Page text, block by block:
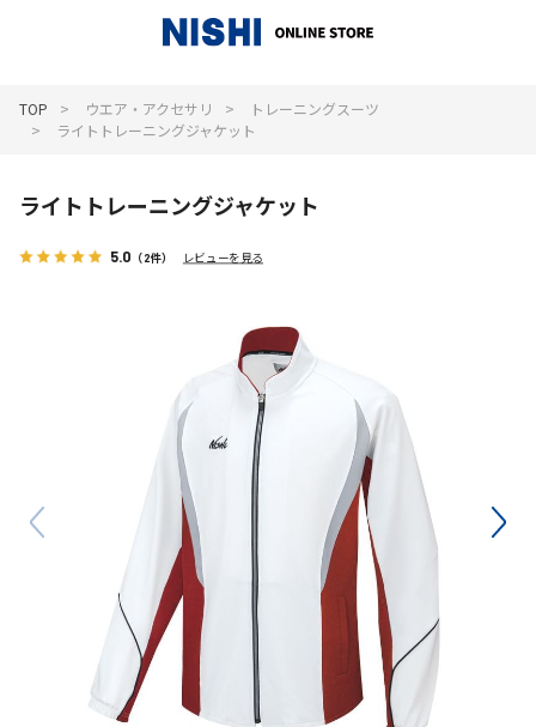
TOP ウエア・アクセサリ
トレーニングスーツ
ライトトレーニングジャケット
ライトトレーニングジャケット
5.0 （2件） レビューを見る